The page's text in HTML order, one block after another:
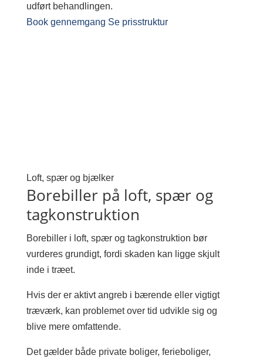
udført behandlingen.
Book gennemgang Se prisstruktur
Loft, spær og bjælker
Borebiller på loft, spær og
tagkonstruktion
Borebiller i loft, spær og tagkonstruktion bør
vurderes grundigt, fordi skaden kan ligge skjult
inde i træet.
Hvis der er aktivt angreb i bærende eller vigtigt
træværk, kan problemet over tid udvikle sig og
blive mere omfattende.
Det gælder både private boliger, ferieboliger,